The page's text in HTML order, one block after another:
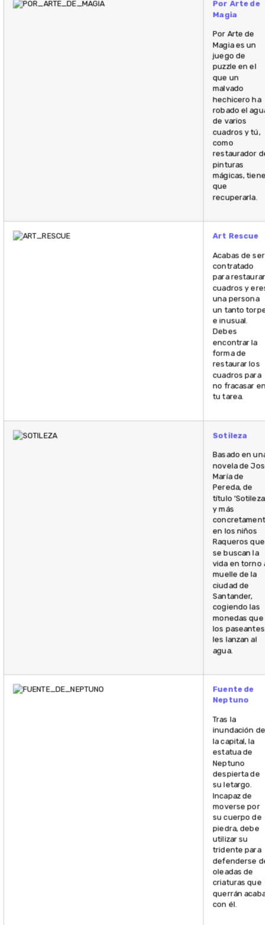
Por Arte de
Magia
Por Arte de
Magia es un
juego de
puzzle en el
que un
malvado
hechicero ha
robado el
de varios
cuadros y tú,
como
restaurador
pinturas
mágicas,
que
recuperarla.
Art Rescue
Acabas de ser
contratado
para restaurar
cuadros y
una persona
un tanto
e inusual.
Debes
encontrar la
forma de
restaurar los
cuadros para
no fracasar
tu tarea.
Sotileza
Basado en
novela de
María de
Pereda, de
título
y más
en los niños
Raqueros que
se buscan la
vida en torno
muelle de la
ciudad de
Santander,
cogiendo las
monedas que
los paseantes
les lanzan al
agua.
Fuente de
Neptuno
Tras la
inundación de
la capital, la
estatua de
Neptuno
despierta de
su letargo.
Incapaz de
moverse por
su cuerpo de
piedra, debe
utilizar su
tridente para
defenderse
oleadas de
criaturas que
querrán
con él.